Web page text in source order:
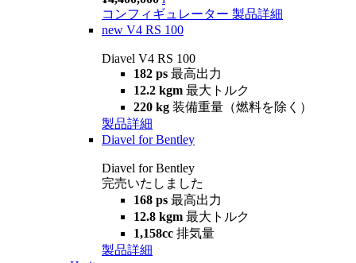
コンフィギュレーター 製品詳細
new V4 RS 100
Diavel V4 RS 100
182 ps 最高出力
12.2 kgm 最大トルク
220 kg 装備重量（燃料を除く）
製品詳細
Diavel for Bentley
Diavel for Bentley
完売いたしました
168 ps 最高出力
12.8 kgm 最大トルク
1,158cc 排気量
製品詳細